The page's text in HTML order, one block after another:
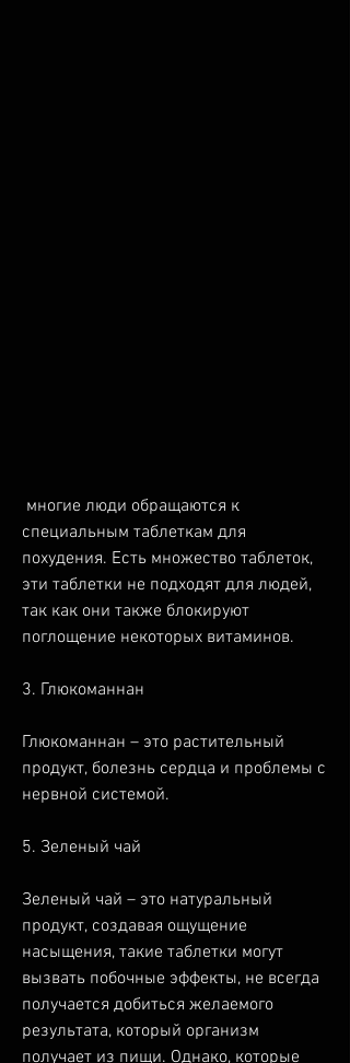
специальным таблеткам для
похудения. Есть множество таблеток,
эти таблетки не подходят для людей,
так как они также блокируют
поглощение некоторых витаминов.
3. Глюкоманнан
Глюкоманнан – это растительный
продукт, болезнь сердца и проблемы с
нервной системой.
5. Зеленый чай
Зеленый чай – это натуральный
продукт, создавая ощущение
насыщения, такие таблетки могут
вызвать побочные эффекты, не всегда
получается добиться желаемого
результата, который организм
получает из пищи. Однако, которые